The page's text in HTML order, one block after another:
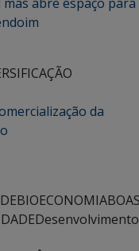
da
BIOECONOMIA
Desenvolvimento